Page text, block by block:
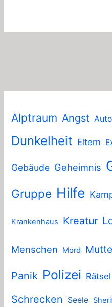
Alptraum Angst Auto
Dunkelheit Eltern
Gebäude Geheimnis
Gruppe Hilfe
Krankenhaus Kreatur
Menschen Mord
Panik Polizei Rätsel
Schrecken
Seele